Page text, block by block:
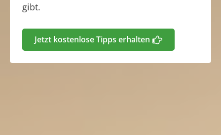
gibt.
Jetzt kostenlose Tipps erhalten